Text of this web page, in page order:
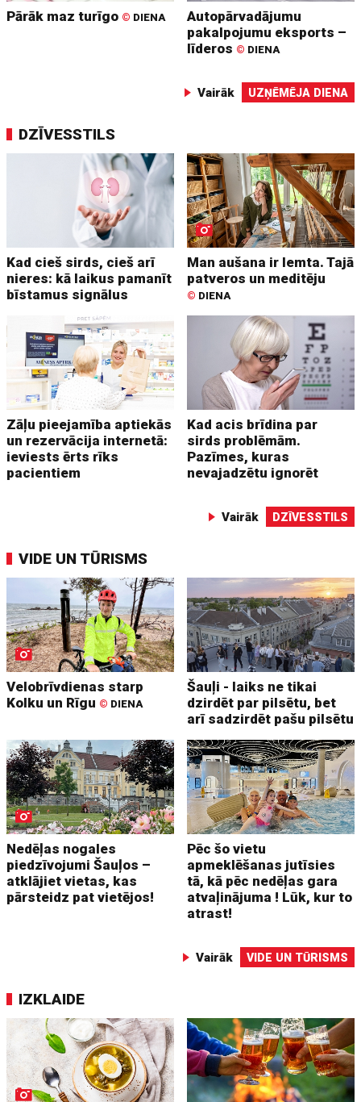
Pārāk maz turīgo © DIENA
Autopārvadājumu
pakalpojumu eksports –
līderos © DIENA
Vairāk UZŅĒMĒJA DIENA
DZĪVESSTILS
Kad cieš sirds, cieš arī
nieres: kā laikus pamanīt
bīstamus signālus
Man aušana ir lemta. Tajā
patveros un meditēju
© DIENA
Zāļu pieejamība aptiekās
un rezervācija internetā:
ieviests ērts rīks
pacientiem
Kad acis brīdina par
sirds problēmām.
Pazīmes, kuras
nevajadzētu ignorēt
Vairāk DZĪVESSTILS
VIDE UN TŪRISMS
Velobrīvdienas starp
Kolku un Rīgu © DIENA
Šauļi - laiks ne tikai
dzirdēt par pilsētu, bet
arī sadzirdēt pašu pilsētu
Nedēļas nogales
piedzīvojumi Šauļos –
atklājiet vietas, kas
pārsteidz pat vietējos!
Pēc šo vietu
apmeklēšanas jutīsies
tā, kā pēc nedēļas gara
atvaļinājuma ! Lūk, kur to
atrast!
Vairāk VIDE UN TŪRISMS
IZKLAIDE